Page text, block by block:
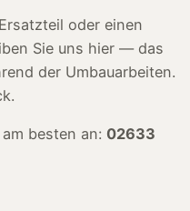
oder einen
Sie uns hier — das
der Umbauarbeiten.
besten an: 02633